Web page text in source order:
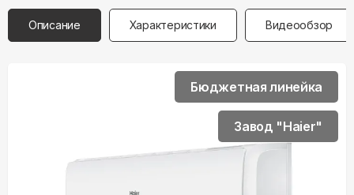
Описание Характеристики Видеообзор
Бюджетная линейка
Завод "Haier"